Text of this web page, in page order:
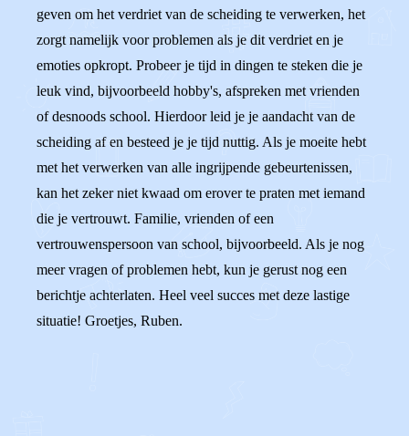
geven om het verdriet van de scheiding te verwerken, het
zorgt namelijk voor problemen als je dit verdriet en je
emoties opkropt. Probeer je tijd in dingen te steken die je
leuk vind, bijvoorbeeld hobby's, afspreken met vrienden
of desnoods school. Hierdoor leid je je aandacht van de
scheiding af en besteed je je tijd nuttig. Als je moeite hebt
met het verwerken van alle ingrijpende gebeurtenissen,
kan het zeker niet kwaad om erover te praten met iemand
die je vertrouwt. Familie, vrienden of een
vertrouwenspersoon van school, bijvoorbeeld. Als je nog
meer vragen of problemen hebt, kun je gerust nog een
berichtje achterlaten. Heel veel succes met deze lastige
situatie! Groetjes, Ruben.